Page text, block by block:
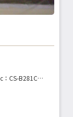
家庭用天井埋め込みエアコン（Panasonic：CS-B281CC2）